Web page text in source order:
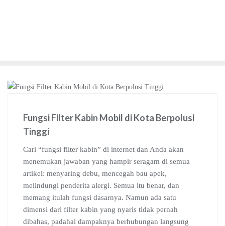
Fungsi Filter Kabin Mobil di Kota Berpolusi
Tinggi
Cari “fungsi filter kabin” di internet dan Anda akan
menemukan jawaban yang hampir seragam di semua
artikel: menyaring debu, mencegah bau apek,
melindungi penderita alergi. Semua itu benar, dan
memang itulah fungsi dasarnya. Namun ada satu
dimensi dari filter kabin yang nyaris tidak pernah
dibahas, padahal dampaknya berhubungan langsung